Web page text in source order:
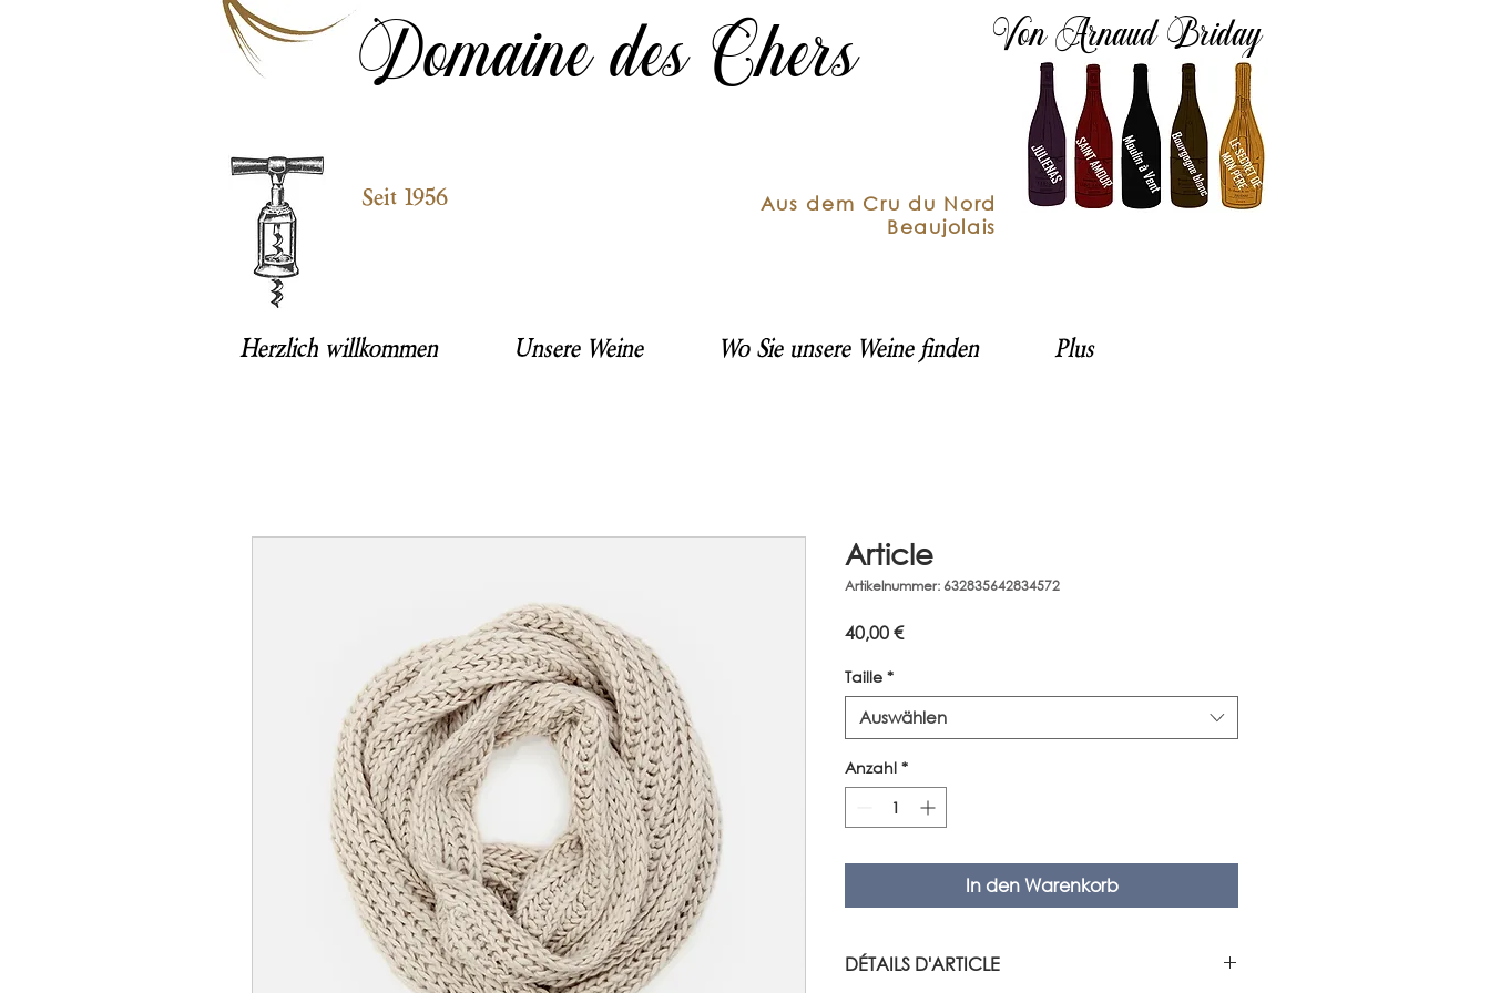
Domaine des Chers
Seit 1956
Von Arnaud Briday
Aus dem Cru du Nord
Beaujolais
Herzlich willkommen Unsere Weine Wo Sie unsere Weine finden Plus
Article
Artikelnummer: 632835642834572
40,00 €Preis
Taille *
Auswählen
Anzahl *
In den Warenkorb
DÉTAILS D'ARTICLE